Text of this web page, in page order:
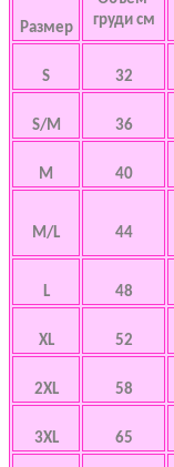
Размер
груди см
S 32
S/M 36
M 40
M/L 44
L 48
XL 52
2XL 58
3XL 65